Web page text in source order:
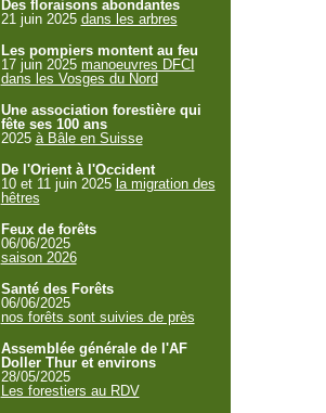
Des floraisons abondantes
21 juin 2025 dans les arbres
Les pompiers montent au feu
17 juin 2025 manoeuvres DFCI
dans les Vosges du Nord
Une association forestière qui
fête ses 100 ans
2025 à Bâle en Suisse
De l'Orient à l'Occident
10 et 11 juin 2025 la migration des
hêtres
Feux de forêts
06/06/2025
saison 2026
Santé des Forêts
06/06/2025
nos forêts sont suivies de près
Assemblée générale de l'AF
Doller Thur et environs
28/05/2025
Les forestiers au RDV